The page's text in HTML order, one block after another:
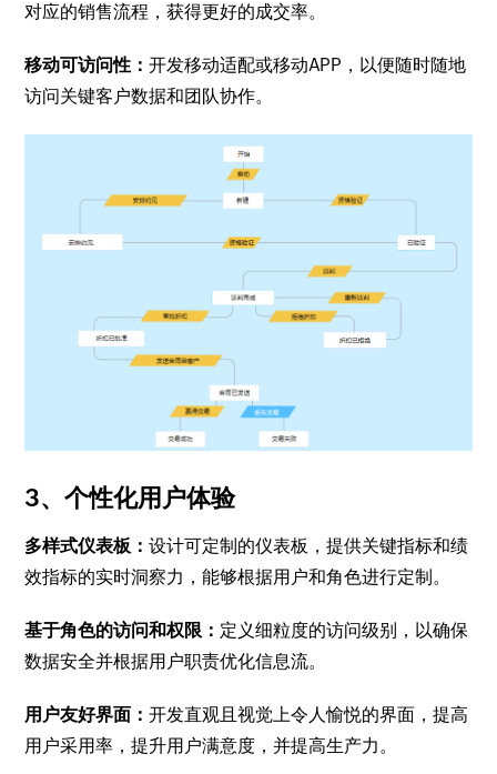
对应的销售流程，获得更好的成交率。
移动可访问性：开发移动适配或移动APP，以便随时随地
访问关键客户数据和团队协作。
3、个性化用户体验
多样式仪表板：设计可定制的仪表板，提供关键指标和绩
效指标的实时洞察力，能够根据用户和角色进行定制。
基于角色的访问和权限： 定义细粒度的访问级别，以确保
数据安全并根据用户职责优化信息流。
用户友好界面：开发直观且视觉上令人愉悦的界面，提高
用户采用率，提升用户满意度，并提高生产力。